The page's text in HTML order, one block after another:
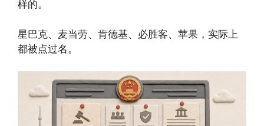
样的。
星巴克、麦当劳、肯德基、必胜客、苹果，实际上
都被点过名。